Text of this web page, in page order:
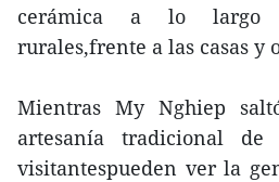
cerámica a lo largo
rurales,frente a las casas y
Mientras My Nghiep
artesanía tradicional de
visitantespueden ver la